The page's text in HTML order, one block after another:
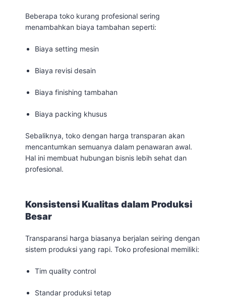
Beberapa toko kurang profesional sering
menambahkan biaya tambahan seperti:
Biaya setting mesin
Biaya revisi desain
Biaya finishing tambahan
Biaya packing khusus
Sebaliknya, toko dengan harga transparan akan
mencantumkan semuanya dalam penawaran awal.
Hal ini membuat hubungan bisnis lebih sehat dan
profesional.
Konsistensi Kualitas dalam Produksi
Besar
Transparansi harga biasanya berjalan seiring dengan
sistem produksi yang rapi. Toko profesional memiliki:
Tim quality control
Standar produksi tetap